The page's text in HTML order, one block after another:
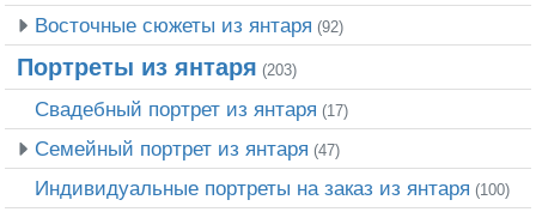
Восточные сюжеты из янтаря (92)
Портреты из янтаря (203)
Свадебный портрет из янтаря (17)
Семейный портрет из янтаря (47)
Индивидуальные портреты на заказ из янтаря (100)